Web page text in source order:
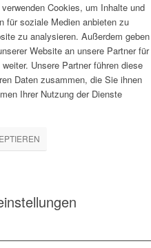
Cookies, um Inhalte und
für soziale Medien anbieten zu
zu analysieren. Außerdem geben
Website an unsere Partner für
Unsere Partner führen diese
Daten zusammen, die Sie ihnen
Ihrer Nutzung der Dienste